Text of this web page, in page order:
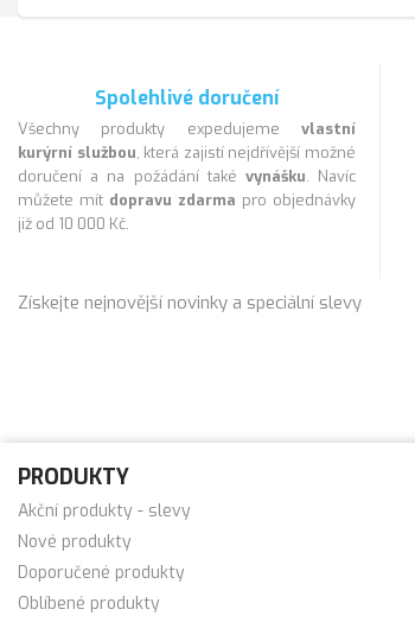
Spolehlivé doručení
Všechny produkty expedujeme vlastní
kurýrní službou, která zajistí nejdřívější možné
doručení a na požádání také vynášku. Navíc
můžete mít dopravu zdarma pro objednávky
již od 10 000 Kč.
Získejte nejnovější novinky a speciální slevy
PRODUKTY
Akční produkty - slevy
Nové produkty
Doporučené produkty
Oblíbené produkty